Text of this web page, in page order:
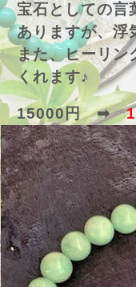
宝石としての言
ありますが、浮
また、ヒーリン
くれます♪
15000円 ➡